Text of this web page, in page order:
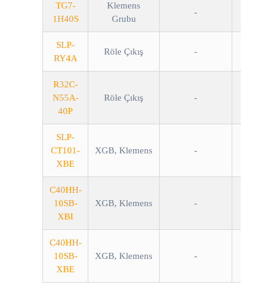
TG7-
1H40S
Klemens
Grubu
-
SLP-
RY4A
Röle Çıkış -
R32C-
N55A-
40P
Röle Çıkış -
SLP-
CT101-
XBE
XGB, Klemens -
C40HH-
10SB-
XBI
XGB, Klemens -
C40HH-
10SB-
XBE
XGB, Klemens -